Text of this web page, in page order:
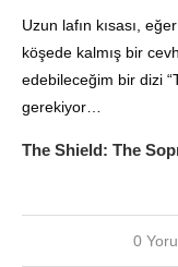
Uzun lafın kısası,
köşede kalmış bir
edebileceğim bir dizi
gerekiyor…
The Shield: The
0